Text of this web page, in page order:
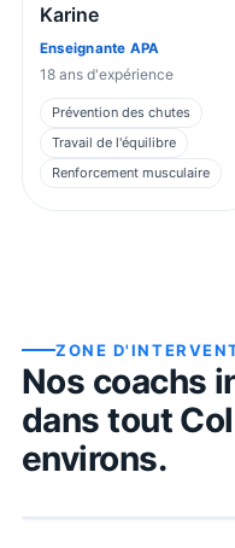
Karine
Enseignante APA
18 ans d'expérience
Prévention des chutes
Travail de l'équilibre
Renforcement musculaire
ZONE
Nos coachs
dans tout
environs.